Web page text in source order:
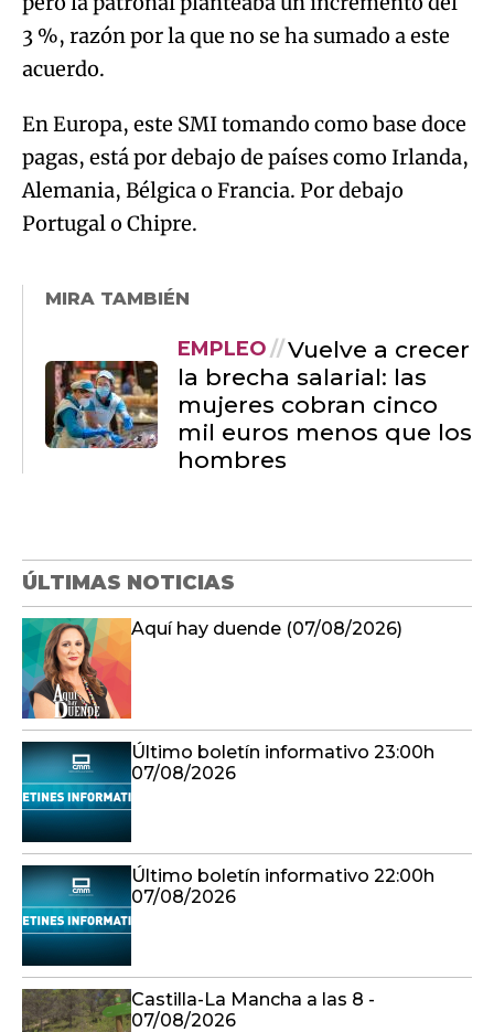
3 %, razón por la que no se ha sumado a este
acuerdo.
En Europa, este SMI tomando como base doce
pagas, está por debajo de países como Irlanda,
Alemania, Bélgica o Francia. Por debajo
Portugal o Chipre.
MIRA TAMBIÉN
EMPLEO
Vuelve a crecer
la brecha salarial: las
mujeres cobran cinco
mil euros menos que los
hombres
ÚLTIMAS NOTICIAS
Aquí hay duende (07/08/2026)
Último boletín informativo 23:00h
07/08/2026
Último boletín informativo 22:00h
07/08/2026
Castilla-La Mancha a las 8 -
07/08/2026